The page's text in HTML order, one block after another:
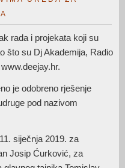
rada i projekata koji su
što su Dj Akademija, Radio
je odobreno rješenje
pod nazivom
siječnja 2019. za
Josip Ćurković, za